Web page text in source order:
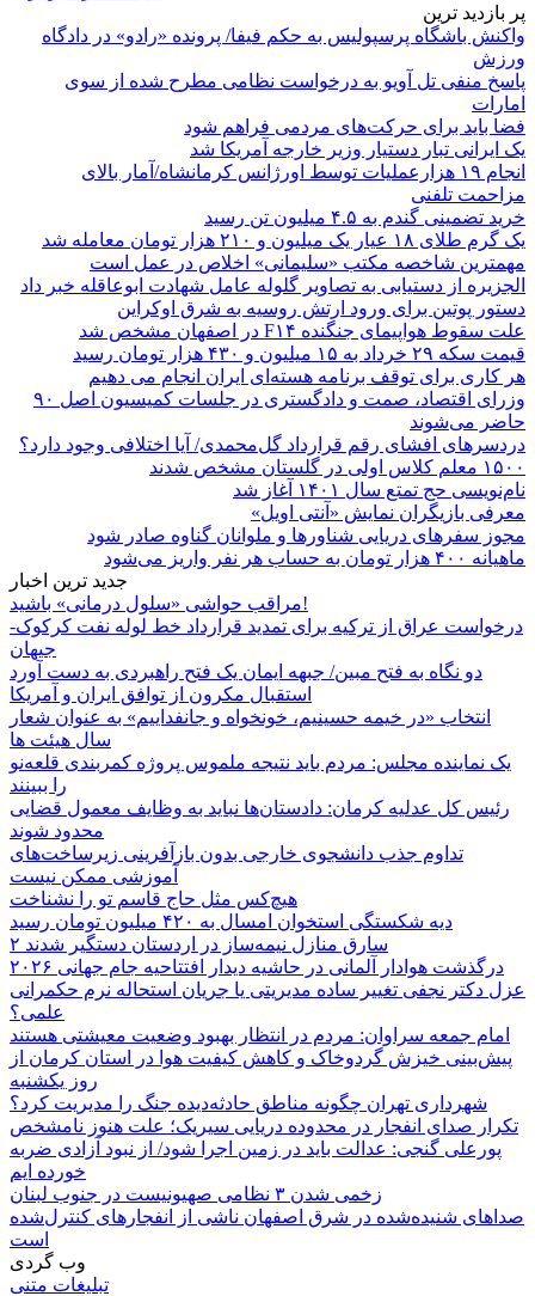
پر بازدید ترین
واکنش باشگاه پرسپولیس به حکم فیفا/ پرونده «رادو» در دادگاه
ورزش
پاسخ منفی تل آویو به درخواست نظامی مطرح شده از سوی
امارات
فضا باید برای حرکت‌های مردمی فراهم شود
یک ایرانی تبار دستیار وزیر خارجه آمریکا شد
انجام ۱۹ هزارعملیات توسط اورژانس کرمانشاه/آمار بالای
مزاحمت تلفنی
خرید تضمینی گندم به ۴.۵ میلیون تن رسید
یک گرم طلای ۱۸ عیار یک میلیون و ۲۱۰ هزار تومان معامله شد
مهمترین شاخصه مکتب «سلیمانی» اخلاص در عمل است
الجزیره از دستیابی به تصاویر گلوله عامل شهادت ابوعاقله خبر داد
دستور پوتین برای ورود ارتش روسیه به شرق اوکراین
علت سقوط هواپیمای جنگنده F۱۴ در اصفهان مشخص شد
قیمت سکه ۲۹ خرداد به ۱۵ میلیون و ۴۳۰ هزار تومان رسید
هر کاری برای توقف برنامه هسته‌ای ایران انجام می دهیم
وزرای اقتصاد، صمت و دادگستری در جلسات کمیسیون اصل ۹۰
حاضر می‌شوند
دردسرهای افشای رقم قرارداد گل‌محمدی/ آیا اختلافی وجود دارد؟
۱۵۰۰ معلم کلاس اولی در گلستان مشخص شدند
نام‌نویسی حج تمتع سال ۱۴۰۱ آغاز شد
معرفی بازیگران نمایش «آنتی اویل»
مجوز سفرهای دریایی شناورها و ملوانان گناوه صادر شود
ماهیانه ۴۰۰ هزار تومان به حساب هر نفر واریز می‌شود
جدید ترین اخبار
مراقب حواشی «سلول درمانی» باشید!
درخواست عراق از ترکیه برای تمدید قرارداد خط لوله نفت کرکوک-
جیهان
دو نگاه به فتح مبین/ جبهه ایمان یک فتح راهبردی به دست آورد
استقبال مکرون از توافق ایران و آمریکا
انتخاب «در خیمه حسینیم، خونخواه و جانفداییم» به عنوان شعار
سال هیئت ها
یک نماینده مجلس: مردم باید نتیجه ملموس پروژه کمربندی قلعه‌نو
را ببینند
رئیس کل عدلیه کرمان: دادستان‌ها نباید به وظایف معمول قضایی
محدود شوند
تداوم جذب دانشجوی خارجی بدون بازآفرینی زیرساخت‌های
آموزشی ممکن نیست
هیچ‌کس مثل حاج قاسم تو را نشناخت
دیه شکستگی استخوان امسال به ۴۲۰ میلیون تومان رسید
۲ سارق منازل نیمه‌ساز در اردستان دستگیر شدند
درگذشت هوادار آلمانی در حاشیه دیدار افتتاحیه جام جهانی ۲۰۲۶
عزل دکتر نجفی تغییر ساده مدیریتی یا جریان استحاله نرم حکمرانی
علمی؟
امام جمعه سراوان: مردم در انتظار بهبود وضعیت معیشتی هستند
پیش‌بینی خیزش گردوخاک و کاهش کیفیت هوا در استان کرمان از
روز یکشنبه
شهرداری تهران چگونه مناطق حادثه‌دیده جنگ را مدیریت کرد؟
تکرار صدای انفجار در محدوده دریایی سیریک؛ علت هنوز نامشخص
پورعلی گنجی: عدالت باید در زمین اجرا شود/ از نبود آزادی ضربه
خورده ایم
زخمی شدن ۳ نظامی صهیونیست در جنوب لبنان
صداهای شنیده‌شده در شرق اصفهان ناشی از انفجارهای کنترل‌شده
است
وب گردی
تبلیغات متنی